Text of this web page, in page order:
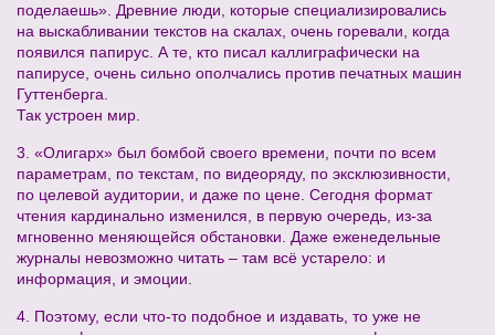
поделаешь». Древние люди, которые специализировались
на выскабливании текстов на скалах, очень горевали, когда
появился папирус. А те, кто писал каллиграфически на
папирусе, очень сильно ополчались против печатных машин
Гуттенберга.
Так устроен мир.
3. «Олигарх» был бомбой своего времени, почти по всем
параметрам, по текстам, по видеоряду, по эксклюзивности,
по целевой аудитории, и даже по цене. Сегодня формат
чтения кардинально изменился, в первую очередь, из-за
мгновенно меняющейся обстановки. Даже еженедельные
журналы невозможно читать – там всё устарело: и
информация, и эмоции.
4. Поэтому, если что-то подобное и издавать, то уже не